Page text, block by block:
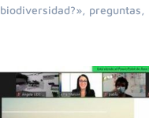
biodiversidad?»,